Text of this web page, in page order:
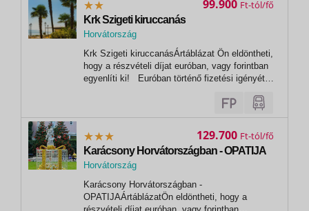
Krk Szigeti kiruccanás
Horvátország
Crikvenica
Krk Szigeti kiruccanásÁrtáblázat Ön eldöntheti,
hogy a részvételi díjat euróban, vagy forintban
egyenlíti ki! Euróban történő fizetési igényét
nap / 3 éj 2026ELŐFOGLALÁSI ÁR
VISSZAVONÁSIG! Félpanzióval / fő Hotel
99.900 Ft
Karácsony Horvátországban - OPATIJA
Horvátország
Porec
Karácsony Horvátországban -
OPATIJAÁrtáblázatÖn eldöntheti, hogy a
129.700 Ft